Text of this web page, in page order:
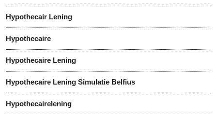
Hypothecair Lening
Hypothecaire
Hypothecaire Lening
Hypothecaire Lening Simulatie Belfius
Hypothecairelening